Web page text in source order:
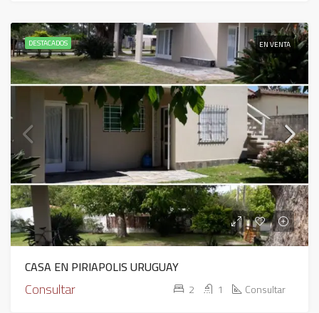
DESTACADOS EN VENTA
CASA EN PIRIAPOLIS URUGUAY
Consultar 2 1 Consultar